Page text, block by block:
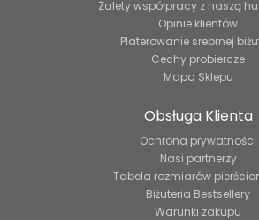
Zalety współpracy z naszą
Opinie klientów
Platerowanie srebrnej
Cechy probiercze
Mapa Sklepu
Obsługa Klienta
Ochrona prywatności
Nasi partnerzy
Tabela rozmiarów
Biżuteria Bestsellery
Warunki zakupu